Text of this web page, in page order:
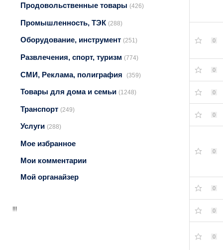
Продовольственные товары (426)
Промышленность, ТЭК (288)
Оборудование, инструмент (251)
Развлечения, спорт, туризм (774)
СМИ, Реклама, полиграфия (359)
Товары для дома и семьи (1248)
Транспорт (249)
Услуги (288)
Мое избранное
Мои комментарии
Мой органайзер
!!!
0
0
0
0
0
0
0
0